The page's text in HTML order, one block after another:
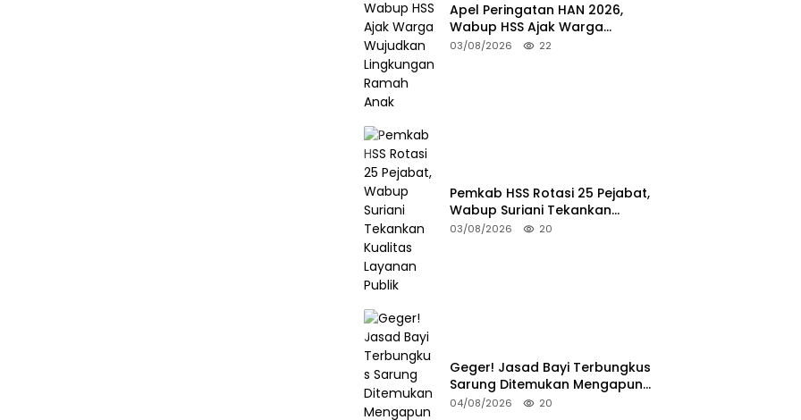
Apel Peringatan HAN 2026,
Wabup HSS Ajak Warga
Wujudkan Lingkungan Ramah
03/08/2026 22
Pemkab HSS Rotasi 25 Pejabat,
Wabup Suriani Tekankan
Kualitas Layanan Publik
03/08/2026 20
Geger! Jasad Bayi Terbungkus
Sarung Ditemukan Mengapung
di Sungai HSU
04/08/2026 20